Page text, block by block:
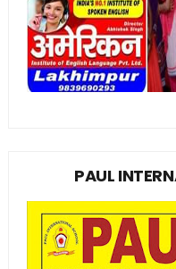
PAUL